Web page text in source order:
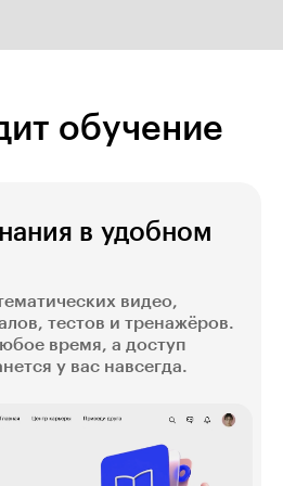
обучение
в удобном
видео,
тестов и тренажёров.
время, а доступ
у вас навсегда.